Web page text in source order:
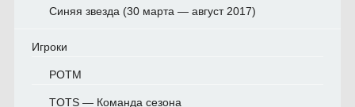
Синяя звезда (30 марта — август 2017)
Игроки
POTM
TOTS — Команда сезона